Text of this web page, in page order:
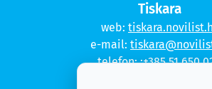
Tiskara
web:
e-mail:
telefon::+385 51 650